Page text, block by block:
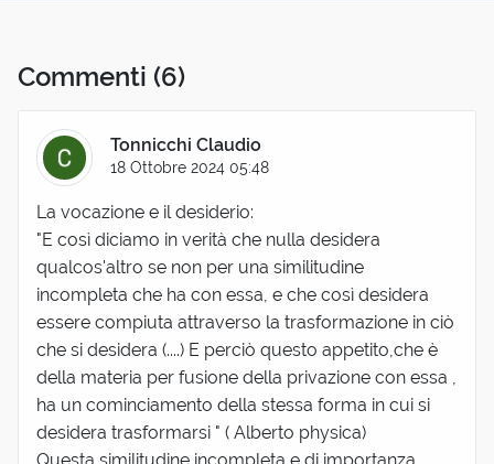
Commenti (6)
Tonnicchi Claudio
18 Ottobre 2024 05:48
La vocazione e il desiderio:
"E così diciamo in verità che nulla desidera
qualcos'altro se non per una similitudine
incompleta che ha con essa, e che così desidera
essere compiuta attraverso la trasformazione in ciò
che si desidera (....) E perciò questo appetito,che è
della materia per fusione della privazione con essa ,
ha un cominciamento della stessa forma in cui si
desidera trasformarsi " ( Alberto physica)